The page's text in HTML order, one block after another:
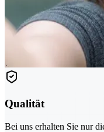
Qualität
Bei uns erhalten Sie nur